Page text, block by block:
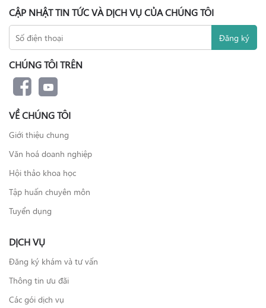
CẬP NHẬT TIN TỨC VÀ DỊCH VỤ CỦA CHÚNG TÔI
CHÚNG TÔI TRÊN
VỀ CHÚNG TÔI
Giới thiệu chung
Văn hoá doanh nghiệp
Hội thảo khoa học
Tập huấn chuyên môn
Tuyển dụng
DỊCH VỤ
Đăng ký khám và tư vấn
Thông tin ưu đãi
Các gói dịch vụ